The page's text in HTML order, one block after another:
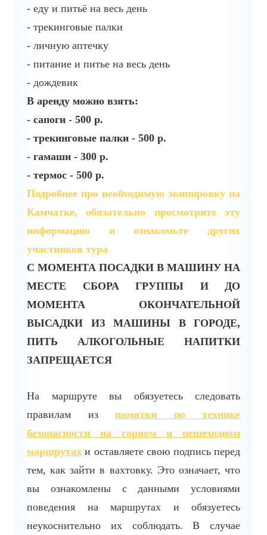
- еду и питьё на весь день
- трекинговые палки
- личную аптечку
- питание и питье на весь день
- дождевик
В аренду можно взять:
- сапоги - 500 р.
- трекинговые палки - 500 р.
- гамаши - 300 р.
- термос - 500 р.
Подробнее про необходимую экипировку на
Камчатке, обязательно просмотрите эту
информацию и ознакомьте других
участников тура
С МОМЕНТА ПОСАДКИ В МАШИНУ НА
МЕСТЕ СБОРА ГРУППЫ И ДО
МОМЕНТА ОКОНЧАТЕЛЬНОЙ
ВЫСАДКИ ИЗ МАШИНЫ В ГОРОДЕ,
ПИТЬ АЛКОГОЛЬНЫЕ НАПИТКИ
ЗАПРЕЩАЕТСЯ
На маршруте вы обязуетесь следовать
правилам из памятки по технике
безопасности на горном и пешеходном
маршрутах и оставляете свою подпись перед
тем, как зайти в вахтовку. Это означает, что
вы ознакомлены с данными условиями
поведения на маршрутах и обязуетесь
неукоснительно их соблюдать. В случае